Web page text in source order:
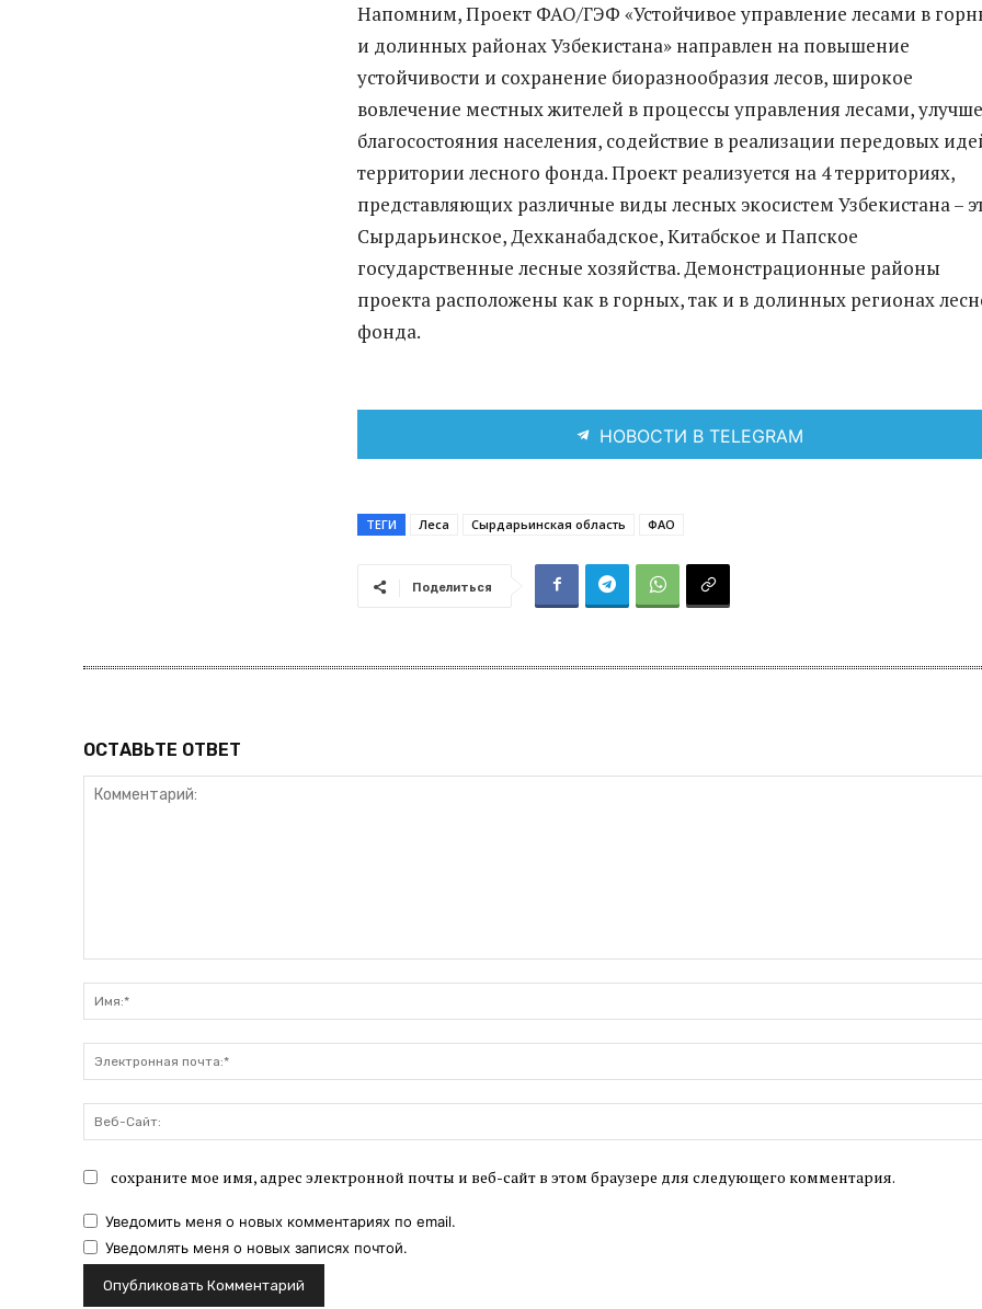
Напомним, Проект ФАО/ГЭФ «Устойчивое управление лесами в
и долинных районах Узбекистана» направлен на повышение
устойчивости и сохранение биоразнообразия лесов, широкое
вовлечение местных жителей в процессы управления лесами,
благосостояния населения, содействие в реализации передовых
территории лесного фонда. Проект реализуется на 4 территориях,
представляющих различные виды лесных экосистем Узбекистана –
Сырдарьинское, Дехканабадское, Китабское и Папское
государственные лесные хозяйства. Демонстрационные районы
проекта расположены как в горных, так и в долинных регионах
фонда.
НОВОСТИ В TELEGRAM
ТЕГИ Леса Сырдарьинская область ФАО
Поделиться
ОСТАВЬТЕ ОТВЕТ
сохраните мое имя, адрес электронной почты и веб-сайт в этом браузере для следующего комментария.
Уведомить меня о новых комментариях по email.
Уведомлять меня о новых записях почтой.